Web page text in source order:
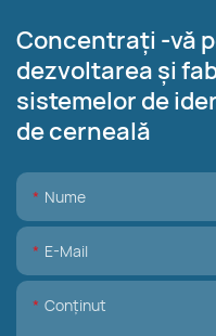
Concentrați -vă
dezvoltarea și
sistemelor de
de cerneală
Nume
E-Mail
Conţinut